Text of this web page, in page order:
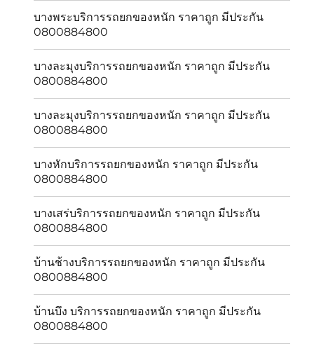
บางพระบริการรถยกของหนัก ราคาถูก มีประกัน
0800884800
บางละมุงบริการรถยกของหนัก ราคาถูก มีประกัน
0800884800
บางละมุงบริการรถยกของหนัก ราคาถูก มีประกัน
0800884800
บางหักบริการรถยกของหนัก ราคาถูก มีประกัน
0800884800
บางเสร่บริการรถยกของหนัก ราคาถูก มีประกัน
0800884800
บ้านช้างบริการรถยกของหนัก ราคาถูก มีประกัน
0800884800
บ้านบึง บริการรถยกของหนัก ราคาถูก มีประกัน
0800884800